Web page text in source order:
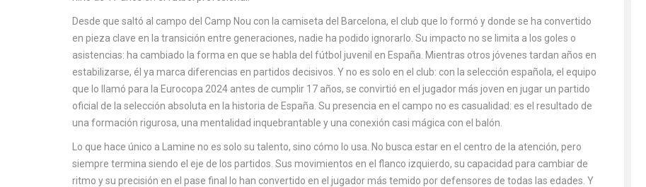
Desde que saltó al campo del Camp Nou con la camiseta del Barcelona, el club que lo formó y donde se ha convertido
en pieza clave en la transición entre generaciones, nadie ha podido ignorarlo. Su impacto no se limita a los goles o
asistencias: ha cambiado la forma en que se habla del fútbol juvenil en España. Mientras otros jóvenes tardan años en
estabilizarse, él ya marca diferencias en partidos decisivos. Y no es solo en el club: con la selección española, el equipo
que lo llamó para la Eurocopa 2024 antes de cumplir 17 años, se convirtió en el jugador más joven en jugar un partido
oficial de la selección absoluta en la historia de España. Su presencia en el campo no es casualidad: es el resultado de
una formación rigurosa, una mentalidad inquebrantable y una conexión casi mágica con el balón.
Lo que hace único a Lamine no es solo su talento, sino cómo lo usa. No busca estar en el centro de la atención, pero
siempre termina siendo el eje de los partidos. Sus movimientos en el flanco izquierdo, su capacidad para cambiar de
ritmo y su precisión en el pase final lo han convertido en el jugador más temido por defensores de todas las edades. Y